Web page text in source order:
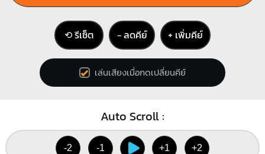
⟲ รีเซ็ต − ลดคีย์ + เพิ่มคีย์
เล่นเสียงเมื่อกดเปลี่ยนคีย์
Auto Scroll :
-2 -1 +1 +2